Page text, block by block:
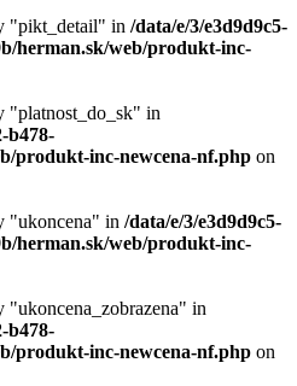
"pikt_detail" in /data/e/3/e3d9d9c5-
herman.sk/web/produkt-inc-
"platnost_do_sk" in
b478-
produkt-inc-newcena-nf.php on
"ukoncena" in /data/e/3/e3d9d9c5-
herman.sk/web/produkt-inc-
"ukoncena_zobrazena" in
b478-
produkt-inc-newcena-nf.php on